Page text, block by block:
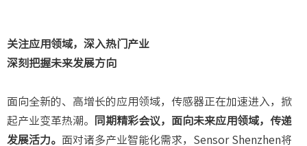
关注应用领域，深入热门产业
深刻把握未来发展方向
面向全新的、高增长的应用领域，传感器正在加速进入，掀
起产业变革热潮。
同期精彩会议，面向未来应用领域，传递
发展活力。 面对诸多产业智能化需求，Sensor Shenzhen将